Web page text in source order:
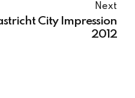
Next
City Impression
2012